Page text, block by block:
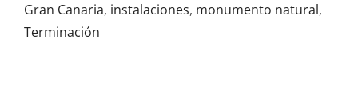
Gran Canaria, instalaciones, monumento natural,
Terminación